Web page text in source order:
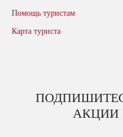
Помощь туристам
Карта туриста
АКЦИИ